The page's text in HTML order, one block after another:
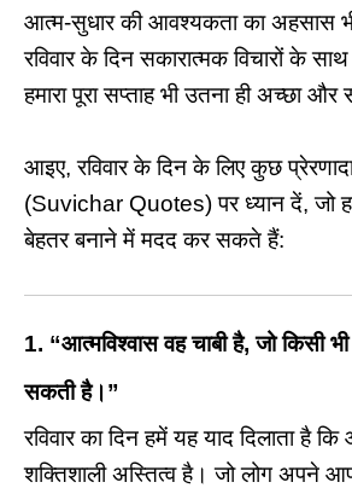
आत्म-सुधार की आवश्यकता का अहसास
रविवार के दिन सकारात्मक विचारों के
हमारा पूरा सप्ताह भी उतना ही अच्छा
आइए, रविवार के दिन के लिए कुछ
(Suvichar Quotes) पर ध्यान दें, जो
बेहतर बनाने में मदद कर सकते हैं:
1. “आत्मविश्वास वह चाबी है, जो किसी
सकती है।”
रविवार का दिन हमें यह याद दिलाता है
शक्तिशाली अस्तित्व है। जो लोग अपने